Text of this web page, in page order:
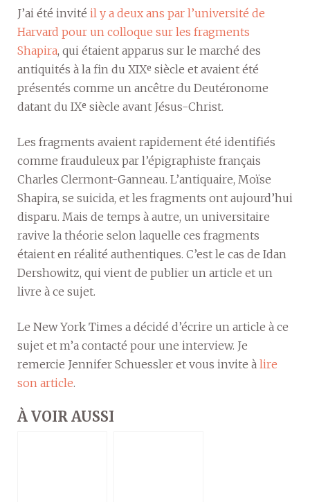
J’ai été invité il y a deux ans par l’université de
Harvard pour un colloque sur les fragments
Shapira, qui étaient apparus sur le marché des
antiquités à la fin du XIXᵉ siècle et avaient été
présentés comme un ancêtre du Deutéronome
datant du IXᵉ siècle avant Jésus-Christ.
Les fragments avaient rapidement été identifiés
comme frauduleux par l’épigraphiste français
Charles Clermont-Ganneau. L’antiquaire, Moïse
Shapira, se suicida, et les fragments ont aujourd’hui
disparu. Mais de temps à autre, un universitaire
ravive la théorie selon laquelle ces fragments
étaient en réalité authentiques. C’est le cas de Idan
Dershowitz, qui vient de publier un article et un
livre à ce sujet.
Le New York Times a décidé d’écrire un article à ce
sujet et m’a contacté pour une interview. Je
remercie Jennifer Schuessler et vous invite à lire
son article.
À VOIR AUSSI